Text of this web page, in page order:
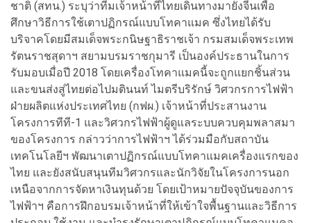
ชาติ (สทน.) ระบุว่าทีมเจ้าหน้าที่ไทยเดินทางมายังจีนเพื่อ
ศึกษาวิธีการใช้เตาปฏิกรณ์แบบโทคาแมค ซึ่งไทยได้รับ
บริจาคโดยมีสมเด็จพระกนิษฐาธิราชเจ้า กรมสมเด็จพระเทพ
รัตนราชสุดาฯ สยามบรมราชกุมารี เป็นองค์ประธานในการ
รับมอบเมื่อปี 2018 โดยเครื่องโทคาแมคนี้จะถูกแยกชิ้นส่วน
และขนส่งสู่ไทยต่อไปมตินนท์ ไมตรีบริรักษ์ วิศวกรการไฟฟ้า
ฝ่ายผลิตแห่งประเทศไทย (กฟผ.) เจ้าหน้าที่ประสานงาน
โครงการทีที-1 และวิศวกรไฟฟ้าผู้ดูแลระบบควบคุมพลาสมา
ของโครงการ กล่าวว่าการไฟฟ้าฯ ได้ร่วมมือกับสถาบัน
เทคโนโลยีฯ พัฒนาเตาปฏิกรณ์แบบโทคาแมคเครื่องแรกของ
ไทย และยังสนับสนุนทีมวิศวกรและนักวิจัยในโครงการนอก
เหนือจากการจัดหาเงินทุนด้วย โดยเป้าหมายปัจจุบันของการ
ไฟฟ้าฯ คือการฝึกอบรมเจ้าหน้าที่ให้เข้าใจพื้นฐานและวิธีการ